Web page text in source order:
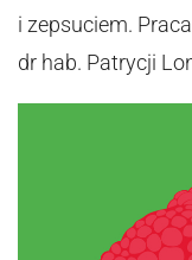
i zepsuciem.
dr hab. Patrycji